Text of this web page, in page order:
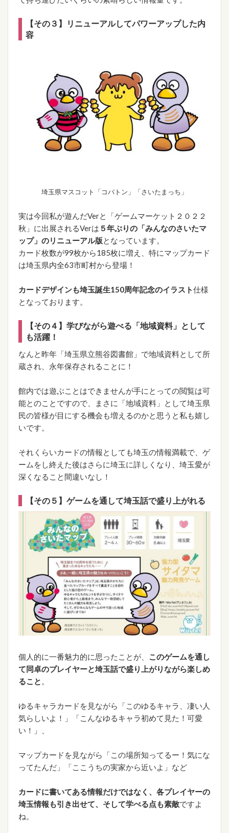
【その３】リニューアルしてパワーアップした内
容
埼玉県マスコット「コバトン」「さいたまっち」
実は今回私が遊んだVerと「ゲームマーケット２０２２
秋」に出展されるVerは ５年ぶりの「みんなのさいたマ
ップ」のリニューアル版 となっています。
カード枚数が99枚から185枚に増え、特にマップカード
は埼玉県内全63市町村から登場！
カードデザインも埼玉誕生150周年記念のイラスト仕様
となっております。
【その４】学びながら遊べる「地域資料」として
も活躍！
なんと昨年「埼玉県立熊谷図書館」で地域資料として所
蔵され、永年保存されることに！
館内では遊ぶことはできませんが手にとっての閲覧は可
能とのことですので、まさに「地域資料」として埼玉県
民の皆様が目にする機会も増えるのかと思うと私も嬉し
いです。
それくらいカードの情報としても埼玉の情報満載で、ゲ
ームをし終えた後はさらに埼玉に詳しくなり、埼玉愛が
深くなること間違いなし！
【その５】ゲームを通して埼玉話で盛り上がれる
個人的に一番魅力的に思ったことが、 このゲームを通し
て同卓のプレイヤーと埼玉話で盛り上がりながら楽しめ
ること 。
ゆるキャラカードを見ながら「このゆるキャラ、凄い人
気らしいよ！」「こんなゆるキャラ初めて見た！可愛
い！」、
マップカードを見ながら「この場所知ってるー！気にな
ってたんだ」「ここうちの実家から近いよ」など
カードに書いてある情報だけではなく、各プレイヤーの
埼玉情報も引き出せて、そして学べる点も素敵ですよ
ね。